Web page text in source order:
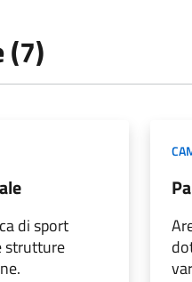
(7)
di sport
strutture